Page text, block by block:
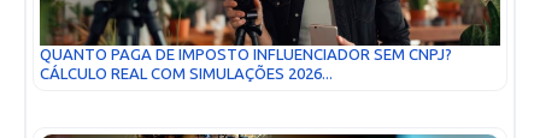
QUANTO PAGA DE IMPOSTO INFLUENCIADOR SEM CNPJ?
CÁLCULO REAL COM SIMULAÇÕES 2026...